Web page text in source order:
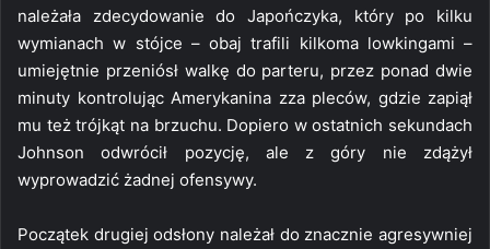
należała zdecydowanie do Japończyka, który po kilku
wymianach w stójce – obaj trafili kilkoma lowkingami –
umiejętnie przeniósł walkę do parteru, przez ponad dwie
minuty kontrolując Amerykanina zza pleców, gdzie zapiął
mu też trójkąt na brzuchu. Dopiero w ostatnich sekundach
Johnson odwrócił pozycję, ale z góry nie zdążył
wyprowadzić żadnej ofensywy.
Początek drugiej odsłony należał do znacznie agresywniej